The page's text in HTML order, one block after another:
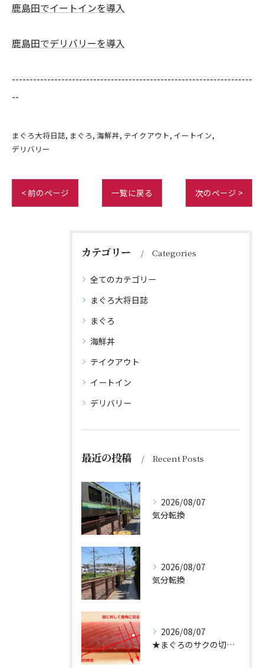
鹿島田でイートインを導入
鹿島田でデリバリーを導入
--------------------------------------------------------------------
--
まぐろ大将日誌 まぐろ 海鮮丼 テイクアウト イートイン
デリバリー
< 前のページ 一覧に戻る 次のページ >
カテゴリー Categories
全てのカテゴリー
まぐろ大将日誌
まぐろ
海鮮丼
テイクアウト
イートイン
デリバリー
最近の投稿 Recent Posts
2026/08/07
気分転換
2026/08/07
気分転換
2026/08/07
★まぐろのサクの切り方★